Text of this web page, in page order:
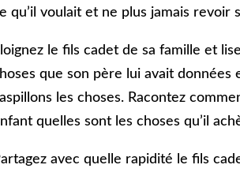
qu’il voulait et ne plus jamais revoir
le fils cadet de sa famille et
que son père lui avait données
les choses. Racontez
quelles sont les choses qu’il
avec quelle rapidité le fils